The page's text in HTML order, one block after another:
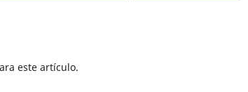
este artículo.